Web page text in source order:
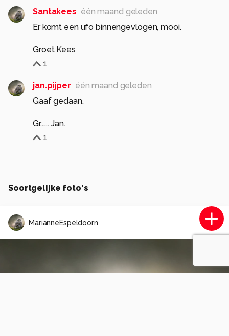
Santakees één maand geleden
Er komt een ufo binnengevlogen, mooi.
Groet Kees
1
jan.pijper één maand geleden
Gaaf gedaan.
Gr...... Jan.
1
Soortgelijke foto's
MarianneEspeldoorn